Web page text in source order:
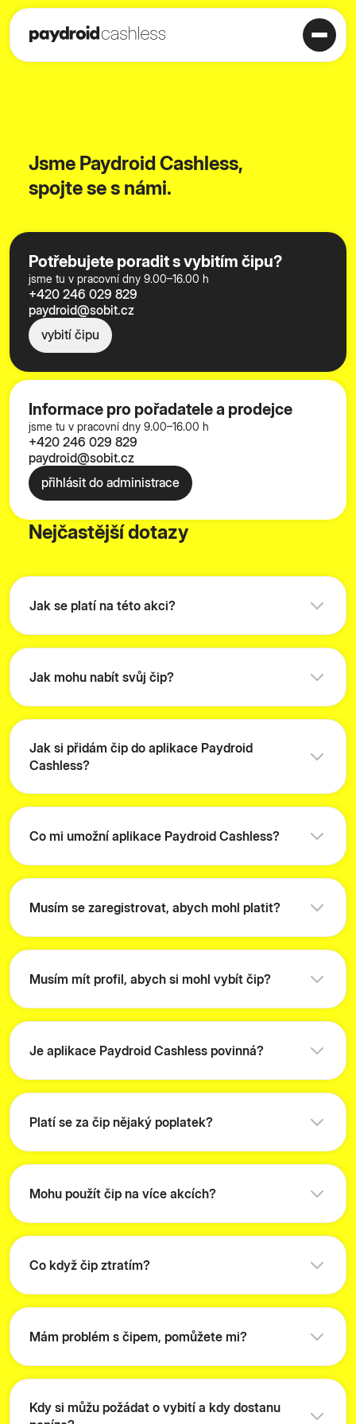
Jsme Paydroid Cashless,
spojte se s námi.
Potřebujete poradit s vybitím čipu?
jsme tu v pracovní dny 9.00–16.00 h
+420 246 029 829
paydroid@sobit.cz
vybití čipu
Informace pro pořadatele a prodejce
jsme tu v pracovní dny 9.00–16.00 h
+420 246 029 829
paydroid@sobit.cz
přihlásit do administrace
Nejčastější dotazy
Jak se platí na této akci?
Jak mohu nabít svůj čip?
Jak si přidám čip do aplikace Paydroid
Cashless?
Co mi umožní aplikace Paydroid Cashless?
Musím se zaregistrovat, abych mohl platit?
Musím mít profil, abych si mohl vybít čip?
Je aplikace Paydroid Cashless povinná?
Platí se za čip nějaký poplatek?
Mohu použít čip na více akcích?
Co když čip ztratím?
Mám problém s čipem, pomůžete mi?
Kdy si můžu požádat o vybití a kdy dostanu